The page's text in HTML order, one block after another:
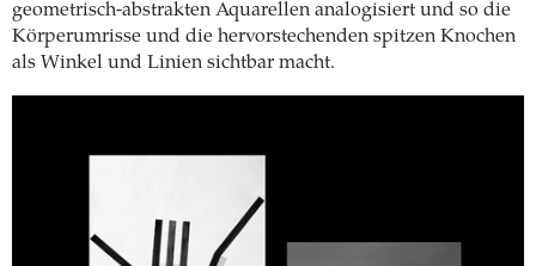
geometrisch-abstrakten Aquarellen analogisiert und so die
Körperumrisse und die hervorstechenden spitzen Knochen
als Winkel und Linien sichtbar macht.